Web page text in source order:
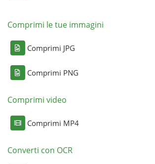
Comprimi le tue immagini
Comprimi JPG
Comprimi PNG
Comprimi video
Comprimi MP4
Converti con OCR